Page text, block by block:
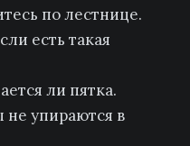
по лестнице.
есть такая
ли пятка.
не упираются в